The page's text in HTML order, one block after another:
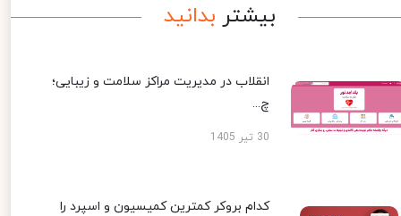
بیشتر بدانید
انقلاب در مدیریت مراکز سلامت و زیبایی؛
چ...
30 تیر 1405
کدام بروکر کمترین کمیسیون و اسپرد را